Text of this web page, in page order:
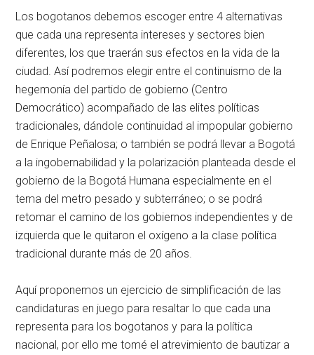
Los bogotanos debemos escoger entre 4 alternativas
que cada una representa intereses y sectores bien
diferentes, los que traerán sus efectos en la vida de la
ciudad. Así podremos elegir entre el continuismo de la
hegemonía del partido de gobierno (Centro
Democrático) acompañado de las elites políticas
tradicionales, dándole continuidad al impopular gobierno
de Enrique Peñalosa; o también se podrá llevar a Bogotá
a la ingobernabilidad y la polarización planteada desde el
gobierno de la Bogotá Humana especialmente en el
tema del metro pesado y subterráneo; o se podrá
retomar el camino de los gobiernos independientes y de
izquierda que le quitaron el oxígeno a la clase política
tradicional durante más de 20 años.
Aquí proponemos un ejercicio de simplificación de las
candidaturas en juego para resaltar lo que cada una
representa para los bogotanos y para la política
nacional, por ello me tomé el atrevimiento de bautizar a